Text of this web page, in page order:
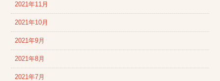
2021年11月
2021年10月
2021年9月
2021年8月
2021年7月